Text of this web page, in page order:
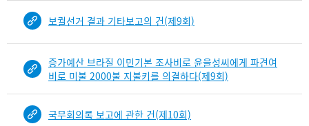
보궐선거 결과 기타보고의 건(제9회)
증가예산 브라질 이민기본 조사비로 윤을성씨에게 파견여
비로 미불 2000불 지불키를 의결하다(제9회)
국무회의록 보고에 관한 건(제10회)